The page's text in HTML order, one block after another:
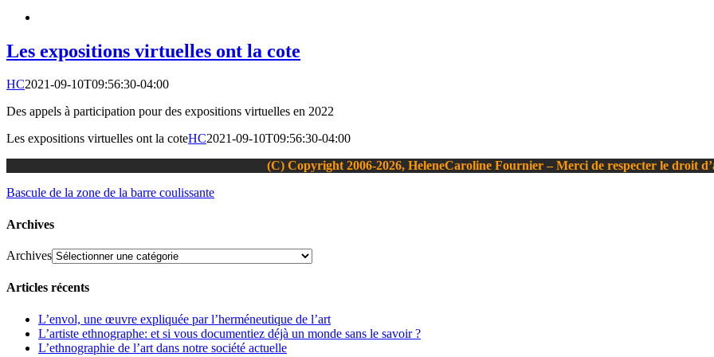
Les expositions virtuelles ont la cote
HC2021-09-10T09:56:30-04:00
Des appels à participation pour des expositions virtuelles en 2022
Les expositions virtuelles ont la coteHC2021-09-10T09:56:30-04:00
(C) Copyright 2006-2026, HeleneCaroline Fournier – Merci de respecter le droit
Bascule de la zone de la barre coulissante
Archives
Archives
Articles récents
L’envol, une œuvre expliquée par l’herméneutique de l’art
L’artiste ethnographe: et si vous documentiez déjà un monde sans le savoir ?
L’ethnographie de l’art dans notre société actuelle